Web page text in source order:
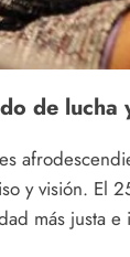
de
y visión. El
más justa e